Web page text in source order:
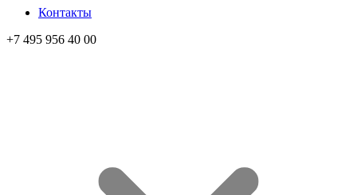
Контакты
+7 495 956 40 00